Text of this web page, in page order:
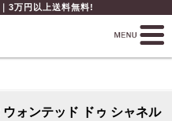
万円以上送料無料!
ォンテッド ドゥ シャネル